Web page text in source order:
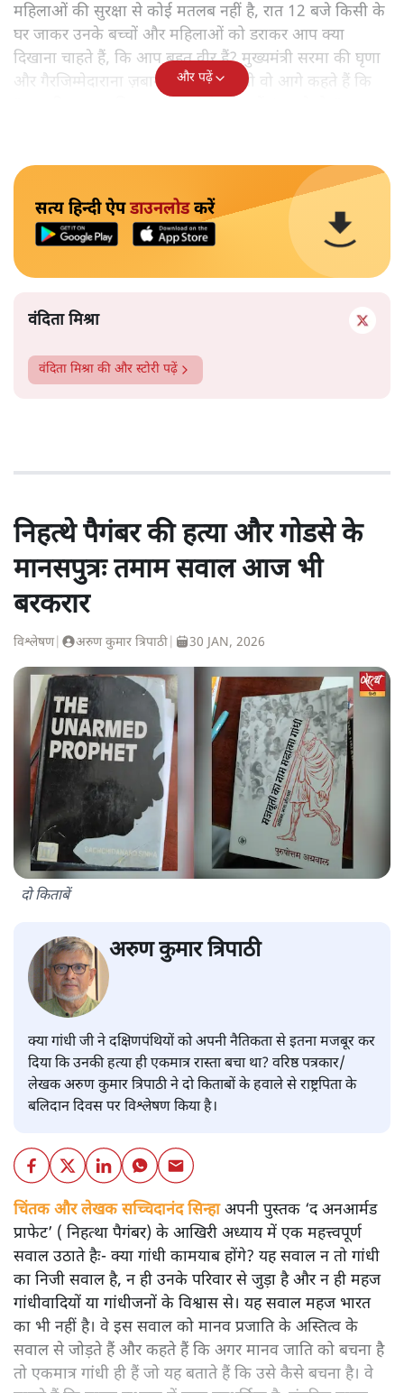
महिलाओं की सुरक्षा से कोई मतलब नहीं है, रात 12 बजे किसी के
घर जाकर उनके बच्चों और महिलाओं को डराकर आप क्या
दिखाना चाहते हैं, कि आप बहुत वीर हैं? मुख्यमंत्री सरमा की घृणा
और गैरजिम्मेदाराना ज़बान यहीं नहीं रुकती वो आगे कहते हैं कि
और पढ़ें
सत्य हिन्दी ऐपडाउनलोडकरें
वंदिता मिश्रा
वंदिता मिश्रा की और स्टोरी पढ़ें
निहत्थे पैगंबर की हत्या और गोडसे के
मानसपुत्रः तमाम सवाल आज भी
बरकरार
विश्लेषण| अरुण कुमार त्रिपाठी 30 JAN, 2026
दो किताबें
अरुण कुमार त्रिपाठी
क्या गांधी जी ने दक्षिणपंथियों को अपनी नैतिकता से इतना मजबूर कर
दिया कि उनकी हत्या ही एकमात्र रास्ता बचा था? वरिष्ठ पत्रकार/
लेखक अरुण कुमार त्रिपाठी ने दो किताबों के हवाले से राष्ट्रपिता के
बलिदान दिवस पर विश्लेषण किया है।
चिंतक और लेखक सच्चिदानंद सिन्हाअपनी पुस्तक ‘द अनआर्मड
प्राफेट’ ( निहत्था पैगंबर) के आखिरी अध्याय में एक महत्त्वपूर्ण
सवाल उठाते हैः- क्या गांधी कामयाब होंगे? यह सवाल न तो गांधी
का निजी सवाल है, न ही उनके परिवार से जुड़ा है और न ही महज
गांधीवादियों या गांधीजनों के विश्वास से। यह सवाल महज भारत
का भी नहीं है। वे इस सवाल को मानव प्रजाति के अस्तित्व के
सवाल से जोड़ते हैं और कहते हैं कि अगर मानव जाति को बचना है
तो एकमात्र गांधी ही हैं जो यह बताते हैं कि उसे कैसे बचना है। वे